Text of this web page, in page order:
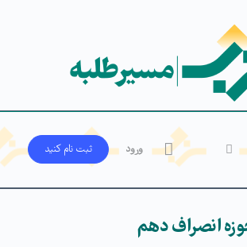
ورود ثبت‌ نام کنید
انصراف دهم